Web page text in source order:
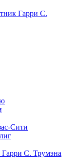
Гарри С.
Сити
Гарри С. Трумэна